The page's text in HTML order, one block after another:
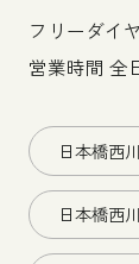
フリーダイ
営業時間 全
日本橋西
日本橋西